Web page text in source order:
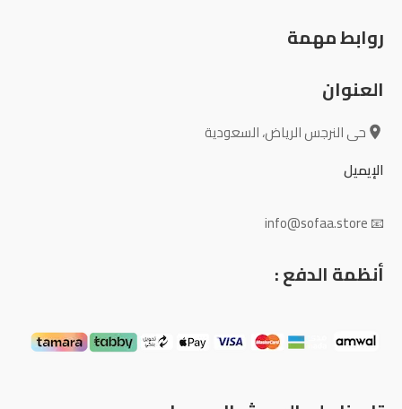
روابط مهمة
العنوان
حى النرجس الرياض، السعودية
الإيميل
📧 info@sofaa.store
أنظمة الدفع :